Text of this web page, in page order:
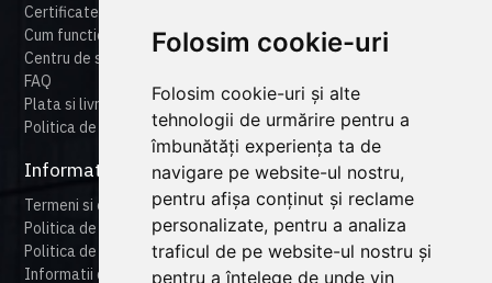
Folosim cookie-uri
Folosim cookie-uri și alte
tehnologii de urmărire pentru a
îmbunătăți experiența ta de
navigare pe website-ul nostru,
pentru afișa conținut și reclame
personalizate, pentru a analiza
traficul de pe website-ul nostru și
pentru a înțelege de unde vin
Certificate
Cum functioneaza cameonline
Centru de suport
FAQ
Plata si livrare
Politica de retur
Informatii legale
Termeni si conditii
Politica de confidentialitate
Politica de cookies
Informatii despre produse